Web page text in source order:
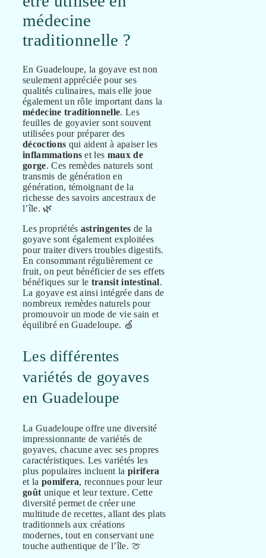
médecine
traditionnelle ?
En Guadeloupe, la goyave est non
seulement appréciée pour ses
qualités culinaires, mais elle joue
également un rôle important dans la
médecine traditionnelle. Les
feuilles de goyavier sont souvent
utilisées pour préparer des
décoctions qui aident à apaiser les
inflammations et les maux de
gorge. Ces remèdes naturels sont
transmis de génération en
génération, témoignant de la
richesse des savoirs ancestraux de
l’île. 🌿
Les propriétés astringentes de la
goyave sont également exploitées
pour traiter divers troubles digestifs.
En consommant régulièrement ce
fruit, on peut bénéficier de ses effets
bénéfiques sur le transit intestinal.
La goyave est ainsi intégrée dans de
nombreux remèdes naturels pour
promouvoir un mode de vie sain et
équilibré en Guadeloupe. 🍏
Les différentes
variétés de goyaves
en Guadeloupe
La Guadeloupe offre une diversité
impressionnante de variétés de
goyaves, chacune avec ses propres
caractéristiques. Les variétés les
plus populaires incluent la pirifera
et la pomifera, reconnues pour leur
goût unique et leur texture. Cette
diversité permet de créer une
multitude de recettes, allant des plats
traditionnels aux créations
modernes, tout en conservant une
touche authentique de l’île. 🍈